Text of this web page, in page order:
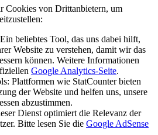
Cookies von Drittanbietern, um
beliebtes Tool, das uns dabei hilft,
Website zu verstehen, damit wir das
können. Weitere Informationen
Google Analytics-Seite.
Plattformen wie StatCounter bieten
der Website und helfen uns, unsere
abzustimmen.
Dienst optimiert die Relevanz der
Bitte lesen Sie die Google AdSense